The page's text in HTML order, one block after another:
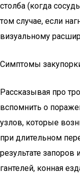
столба (когда
том случае, если
визуальному
Симптомы
Рассказывая про
вспомнить о
узлов, которые
при длительном
результате запоров
гантелей, конная